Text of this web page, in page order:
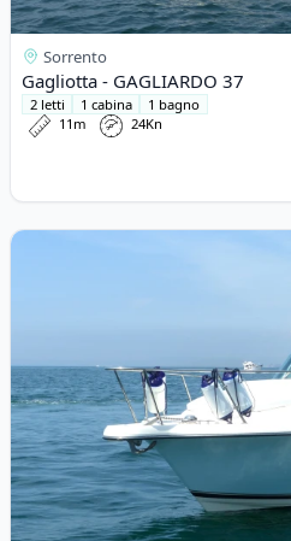
Sorrento
Gagliotta - GAGLIARDO 37
2 letti 1 cabina
1 bagno
11m
24Kn
View details for Pursuit - 3100